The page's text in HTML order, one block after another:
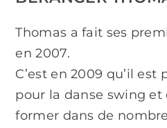
Thomas a fait ses
en 2007.
C’est en 2009 qu’il est
pour la danse swing et
former dans de